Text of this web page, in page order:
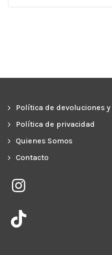
Política de devoluciones
Política de privacidad
Quienes Somos
Contacto